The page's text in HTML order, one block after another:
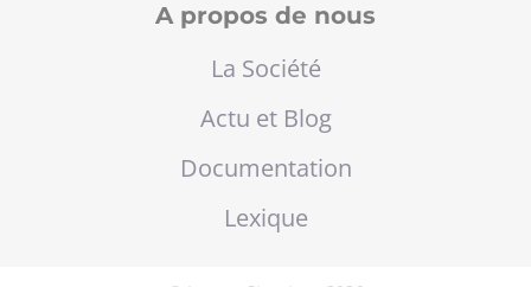
A propos de nous
La Société
Actu et Blog
Documentation
Lexique